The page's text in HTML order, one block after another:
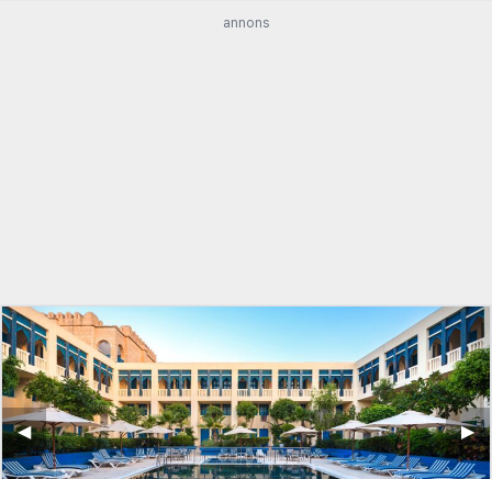
annons
▶︎
◀︎